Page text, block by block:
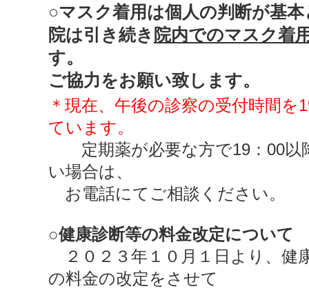
○マスク着用は個人の判断が基
院は引き続き 院内でのマスク着
す。
ご協力をお願い致します。
＊現在、午後の診察の受付時間を
ています。
定期薬が必要な方で19：00以
い場合は、
お電話にてご相談ください。
○健康診断等の料金改定について
２０２３年１０月１日より、健
の料金の改定をさせて